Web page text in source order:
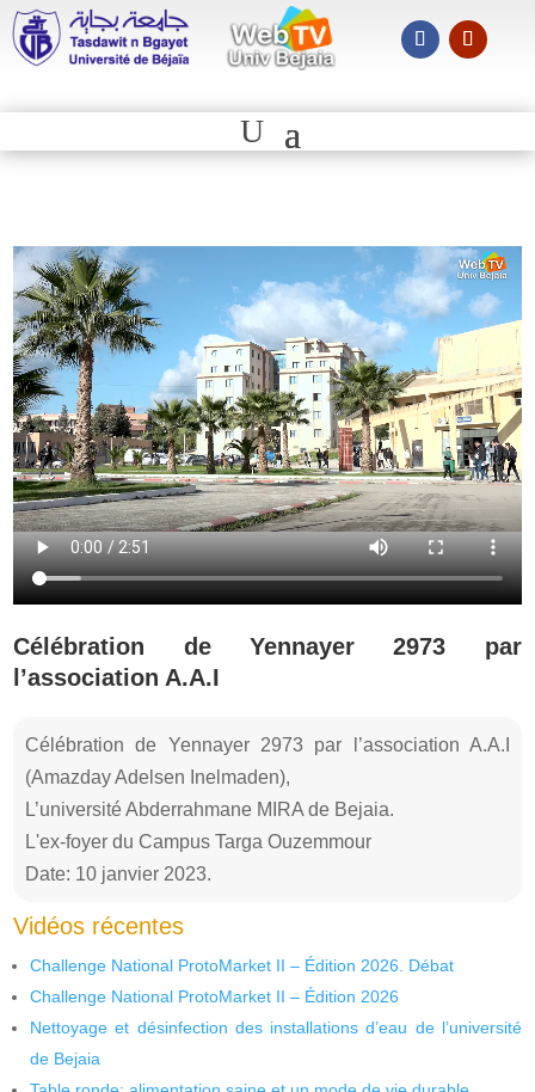
Célébration de Yennayer 2973 par
l’association A.A.I
Célébration de Yennayer 2973 par l’association A.A.I
(Amazday Adelsen Inelmaden),
L’université Abderrahmane MIRA de Bejaia.
L'ex-foyer du Campus Targa Ouzemmour
Date: 10 janvier 2023.
Vidéos récentes
Challenge National ProtoMarket II – Édition 2026. Débat
Challenge National ProtoMarket II – Édition 2026
Nettoyage et désinfection des installations d’eau de l’université
de Bejaia